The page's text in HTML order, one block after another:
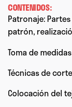
CONTENIDOS:
Patronaje:
patrón,
Toma de
Técnicas de
Colocación del